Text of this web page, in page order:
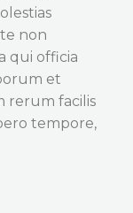
non
qui officia
et
rerum facilis
tempore,